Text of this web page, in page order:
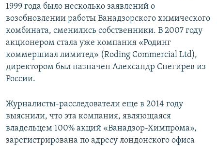
1999 года было несколько заявлений о
возобновлении работы Ванадзорского химического
комбината, сменились собственники. В 2007 году
акционером стала уже компания «Родинг
коммершиал лимитед» (Roding Commercial Ltd),
директором был назначен Александр Снегирев из
России.
Журналисты-расследователи еще в 2014 году
выяснили, что эта компания, являющаяся
владельцем 100% акций «Ванадзор-Химпрома»,
зарегистрирована по адресу лондонского офиса